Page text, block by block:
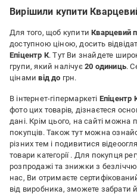
Вирішили купити
Для того, щоб купитиКварцевий
доступною ціною, досить
Епіцентр К. Тут Ви знайдете
групи, який налічує 20 одиниць.
цінамивід до грн.
В інтернет-гіпермаркеті Епіцентр
фото цих товарів, дізнаєтеся
дані. Крім цього, на сайті можна
покупців. Також тут можна
різних тем і подивитися
товари категорії . Для покупця
розпродажі та знижки з
нас, Ви отримаєте
від виробника, зможете забрати